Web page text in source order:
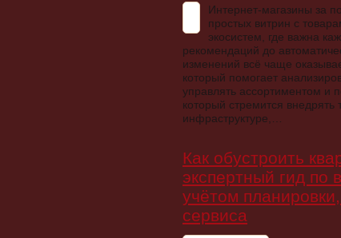
Интернет-магазины за
простых витрин с
экосистем, где важна
рекомендаций до
изменений всё чаще
который помогает
управлять ассортиментом и
который стремится
инфраструктуре,…
Как обустроить
экспертный гид по
учётом
сервиса